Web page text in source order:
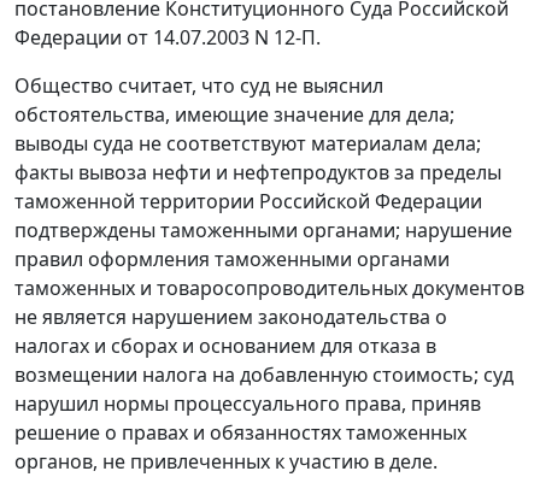
постановление Конституционного Суда Российской
Федерации от 14.07.2003 N 12-П.
Общество считает, что суд не выяснил
обстоятельства, имеющие значение для дела;
выводы суда не соответствуют материалам дела;
факты вывоза нефти и нефтепродуктов за пределы
таможенной территории Российской Федерации
подтверждены таможенными органами; нарушение
правил оформления таможенными органами
таможенных и товаросопроводительных документов
не является нарушением законодательства о
налогах и сборах и основанием для отказа в
возмещении налога на добавленную стоимость; суд
нарушил нормы процессуального права, приняв
решение о правах и обязанностях таможенных
органов, не привлеченных к участию в деле.